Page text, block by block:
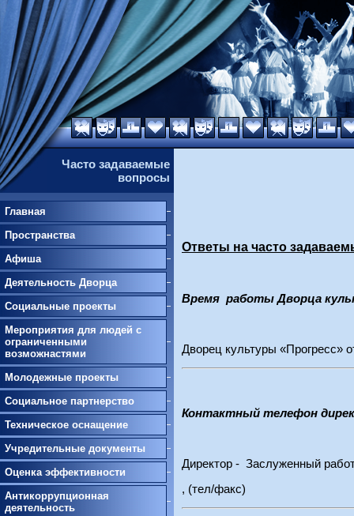
Часто задаваемые
вопросы
Главная
Пространства
Афиша
Деятельность Дворца
Социальные проекты
Мероприятия для людей с
ограниченными
возможнастями
Молодежные проекты
Социальное партнерство
Техническое оснащение
Учредительные документы
Оценка эффективности
Антикоррупционная
деятельность
Ответы на часто
Время работы Дворца
Дворец культуры «Прогресс»
Контактный телефон
Директор - Заслуженный
, (тел/факс)